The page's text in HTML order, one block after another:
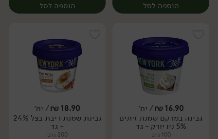
הוספה לסל
יח׳
הוספה לסל
יח׳
16.90
₪/ יח׳
גבינה במרקם שמנת זיתים
5% ניו יורק - גד
100 גרם
18.90
₪/ יח׳
גבינת שמנת ריבת בצל 24%
- גד
200 גרם